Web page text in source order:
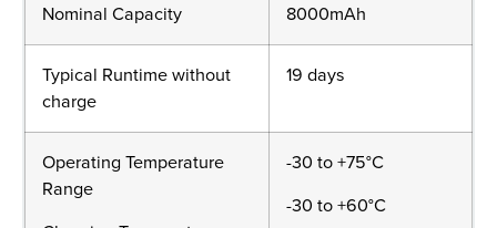
Nominal Capacity 8000mAh
Typical Runtime without
charge
19 days
Operating Temperature
Range
-30 to +75°C
-30 to +60°C